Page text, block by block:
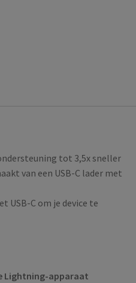
tot 3,5x sneller
van een USB-C lader met
USB-C om je device te
Lightning-apparaat